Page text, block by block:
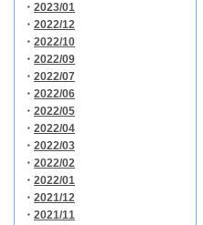
・ 2023/01
・ 2022/12
・ 2022/10
・ 2022/09
・ 2022/07
・ 2022/06
・ 2022/05
・ 2022/04
・ 2022/03
・ 2022/02
・ 2022/01
・ 2021/12
・ 2021/11